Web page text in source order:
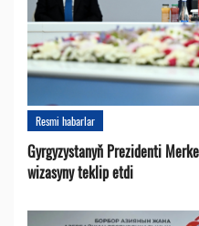
Resmi habarlar
Gyrgyzystanyň Prezidenti
wizasyny teklip etdi